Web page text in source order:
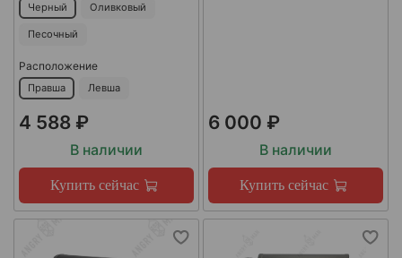
Черный Оливковый
Песочный
Расположение
Правша Левша
4 588 ₽
В наличии
Купить сейчас
6 000 ₽
В наличии
Купить сейчас